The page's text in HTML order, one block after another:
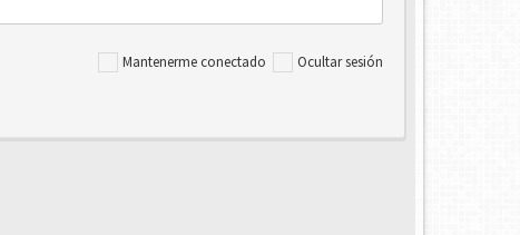
Mantenerme conectado Ocultar sesión